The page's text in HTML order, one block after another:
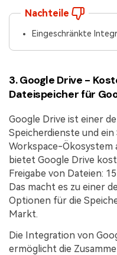
Nachteile
Eingeschränkte
3. Google Drive -
Dateispeicher für
Google Drive ist einer
Speicherdienste und ein
Workspace-Ökosystem
bietet Google Drive
Freigabe von Dateien:
Das macht es zu einer
Optionen für die
Markt.
Die Integration von
ermöglicht die